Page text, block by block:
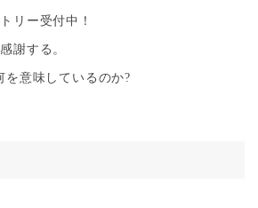
リー受付中！
謝する。
を意味しているのか?